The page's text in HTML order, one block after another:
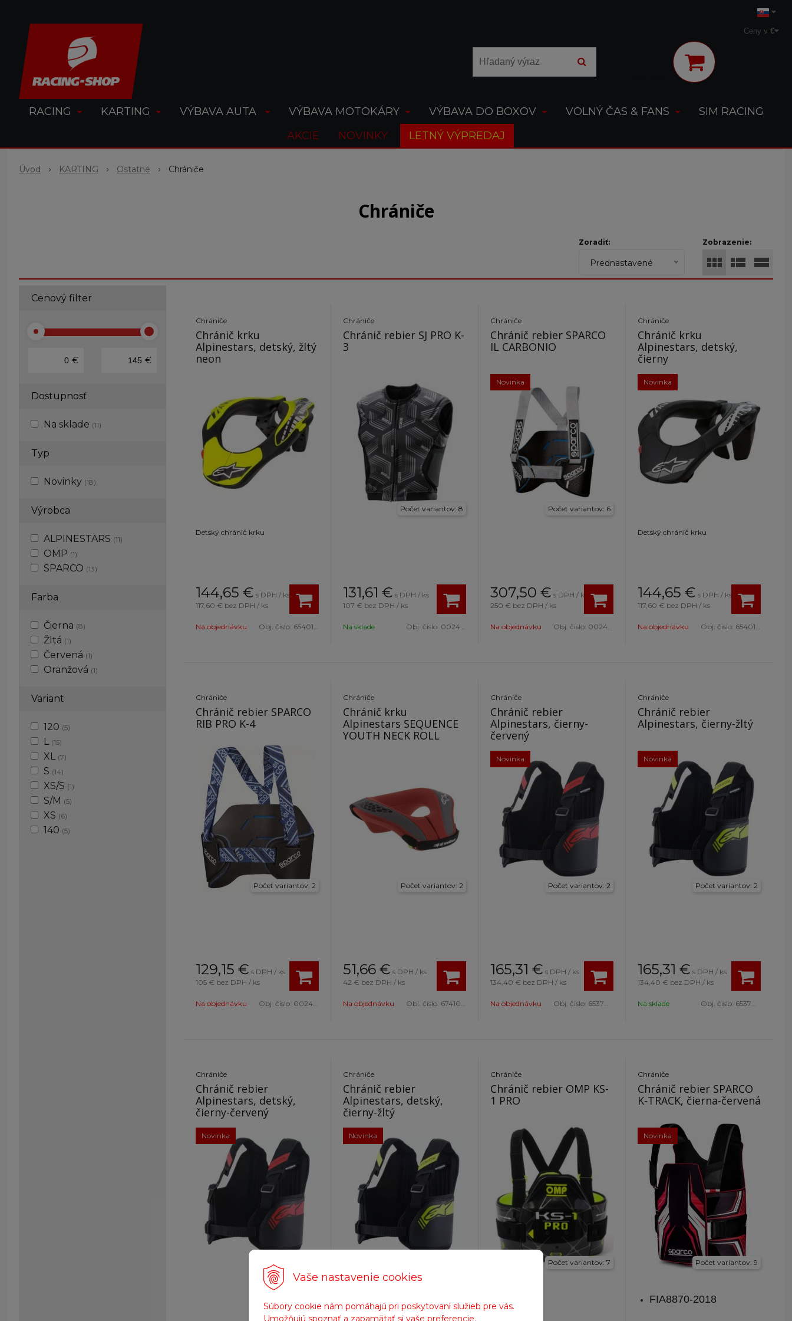
Vaše nastavenie cookies
Súbory cookie nám pomáhajú pri poskytovaní služieb pre vás.
Umožňujú spoznať a zapamätať si vaše preferencie.
Ceny v €
RACING KARTING VÝBAVA AUTA VÝBAVA MOTOKÁRY VÝBAVA DO BOXOV VOLNÝ ČAS & FANS
SIM RACING
AKCIE
NOVINKY LETNÝ VÝPREDAJ
Úvod KARTING Ostatné Chrániče
Chrániče
Zobrazenie:
Zoradiť:
Prednastavené
Cenový filter
€ €
Dostupnosť
Na sklade (11)
Typ
Novinky (18)
Výrobca
ALPINESTARS (11)
OMP (1)
SPARCO (13)
Farba
Čierna (8)
Žltá (1)
Červená (1)
Oranžová (1)
Variant
120 (5)
L (15)
XL (7)
S (14)
XS/S (1)
S/M (5)
XS (6)
140 (5)
Chrániče
Chránič krku
Alpinestars, detský, žltý
neon
Detský chránič krku
144,65 € s DPH / ks
117,60 € bez DPH / ks
Na objednávku Obj. čislo: 6540118-155
Chrániče
Chránič rebier SJ PRO K-
3
Počet variantov: 8
131,61 € s DPH / ks
107 € bez DPH / ks
Na sklade Obj. čislo: 002402K140
Chrániče
Chránič rebier SPARCO
IL CARBONIO
Novinka
Počet variantov: 6
307,50 € s DPH / ks
250 € bez DPH / ks
Na objednávku Obj. čislo: 002404KXS
Chrániče
Chránič krku
Alpinestars, detský,
čierny
Novinka
Detský chránič krku
144,65 € s DPH / ks
117,60 € bez DPH / ks
Na objednávku Obj. čislo: 6540118-12
Chrániče
Chránič rebier SPARCO
RIB PRO K-4
Počet variantov: 2
129,15 € s DPH / ks
105 € bez DPH / ks
Na objednávku Obj. čislo: 002405K3L
Chrániče
Chránič krku
Alpinestars SEQUENCE
YOUTH NECK ROLL
Počet variantov: 2
51,66 € s DPH / ks
42 € bez DPH / ks
Na objednávku Obj. čislo: 6741018 13-L/XL
Chrániče
Chránič rebier
Alpinestars, čierny-
červený
Novinka
Počet variantov: 2
165,31 € s DPH / ks
134,40 € bez DPH / ks
Na objednávku Obj. čislo: 6537013 13-S/L
Chrániče
Chránič rebier
Alpinestars, čierny-žltý
Novinka
Počet variantov: 2
165,31 € s DPH / ks
134,40 € bez DPH / ks
Na sklade Obj. čislo: 6537013 155-S/L
Chrániče
Chránič rebier
Alpinestars, detský,
čierny-červený
Novinka
Chrániče
Chránič rebier
Alpinestars, detský,
čierny-žltý
Novinka
Chrániče
Chránič rebier OMP KS-
1 PRO
Počet variantov: 7
Chrániče
Chránič rebier SPARCO
K-TRACK, čierna-červená
Novinka
Počet variantov: 9
FIA8870-2018